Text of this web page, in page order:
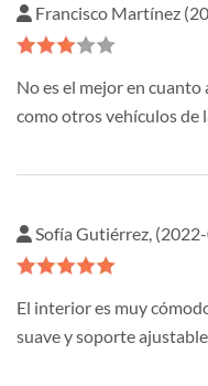
Francisco Martínez
No es el mejor en
como otros vehículos de
Sofía Gutiérrez,
El interior es muy
suave y soporte